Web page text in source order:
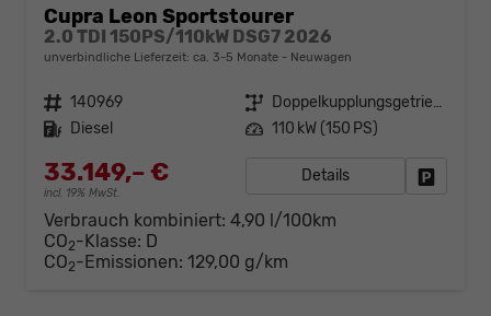
Cupra Leon Sportstourer
2.0 TDI 150PS/110kW DSG7 2026
unverbindliche Lieferzeit: ca. 3-5 Monate Neuwagen
Fahrzeugnr. 140969 Getriebe
Doppelkupplungsgetriebe (DSG)
Kraftstoff Diesel Leistung 110 kW (150 PS)
33.149,– €
incl. 19% MwSt.
Details
Verbrauch kombiniert: 4,90 l/100km
CO2-Klasse: D
CO2-Emissionen: 129,00 g/km